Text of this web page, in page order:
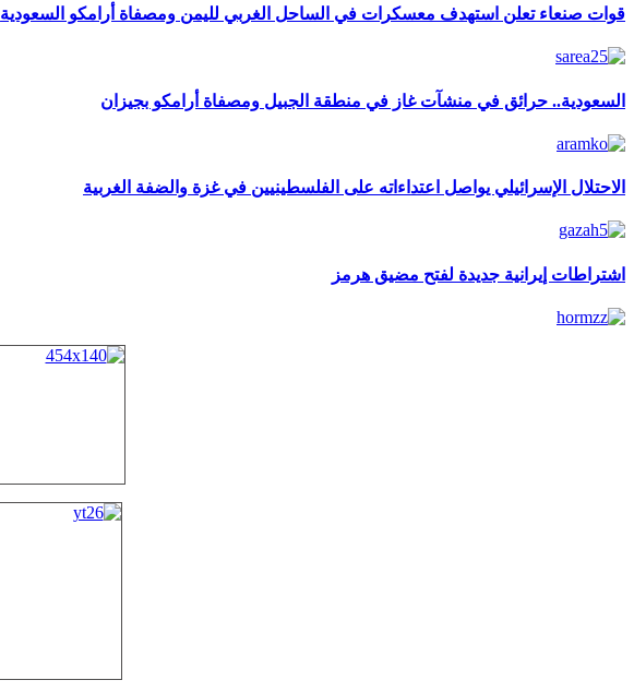
قوات صنعاء تعلن استهدف معسكرات في الساحل الغربي لليمن ومصفاة أرامكو السعودية
السعودية.. حرائق في منشآت غاز في منطقة الجبيل ومصفاة أرامكو بجيزان
الاحتلال الإسرائيلي يواصل اعتداءاته على الفلسطينيين في غزة والضفة الغربية
اشتراطات إيرانية جديدة لفتح مضيق هرمز